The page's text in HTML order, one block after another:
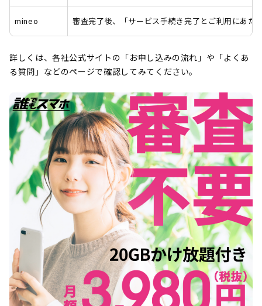
mineo 審査完了後、「サービス手続き完了とご利用にあた
詳しくは、各社公式サイトの「お申し込みの流れ」や「よくあ
る質問」などのページで確認してみてください。